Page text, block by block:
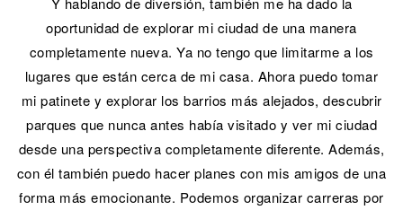
oportunidad de explorar mi ciudad de una manera
completamente nueva. Ya no tengo que limitarme a los
lugares que están cerca de mi casa. Ahora puedo tomar
mi patinete y explorar los barrios más alejados, descubrir
parques que nunca antes había visitado y ver mi ciudad
desde una perspectiva completamente diferente. Además,
con él también puedo hacer planes con mis amigos de una
forma más emocionante. Podemos organizar carreras por